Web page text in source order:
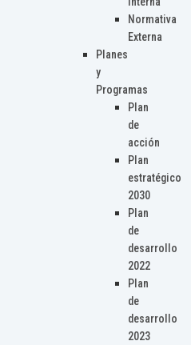
Normativa
Externa
Planes
y
Programas
Plan
de
acción
Plan
estratégico
2030
Plan
de
desarrollo
2022
Plan
de
desarrollo
2023